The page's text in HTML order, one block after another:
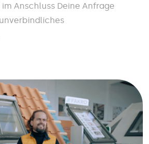
Anschluss Deine Anfrage